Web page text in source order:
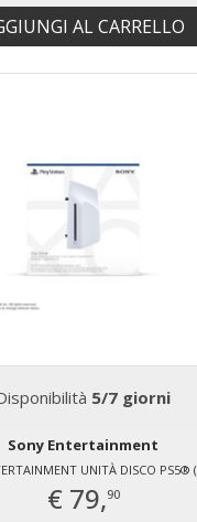
AL CARRELLO
5/7 giorni
Sony Entertainment
€ 79,90